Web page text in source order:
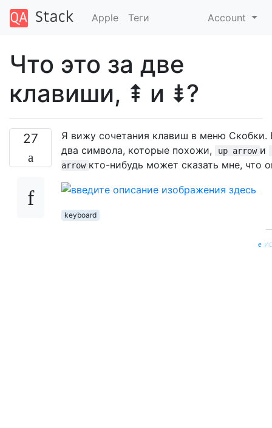
Apple Теги Account
Что это за две
клавиши, ⇞ и ⇟?
27
Я вижу сочетания клавиш в меню Скобки.
два символа, которые похожи,
up arrow и
arrow кто-нибудь может сказать мне, что
keyboard